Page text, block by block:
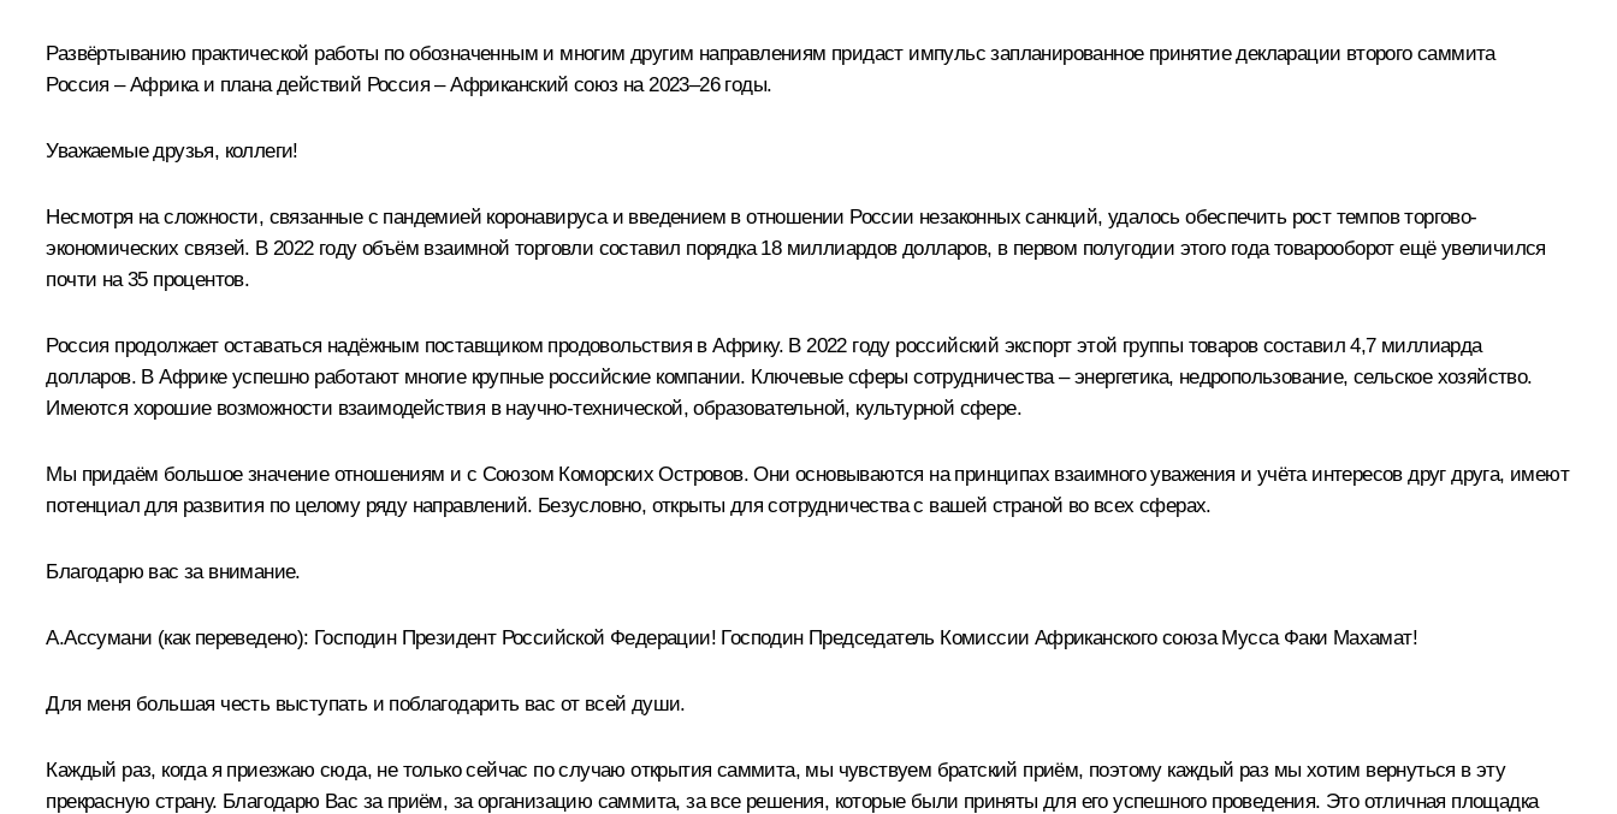
Развёртыванию практической работы по обозначенным и многим другим направлениям придаст импульс запланированное принятие декларации второго саммита
Россия – Африка и плана действий Россия – Африканский союз на 2023–26 годы.
Уважаемые друзья, коллеги!
Несмотря на сложности, связанные с пандемией коронавируса и введением в отношении России незаконных санкций, удалось обеспечить рост темпов торгово-
экономических связей. В 2022 году объём взаимной торговли составил порядка 18 миллиардов долларов, в первом полугодии этого года товарооборот ещё увеличился
почти на 35 процентов.
Россия продолжает оставаться надёжным поставщиком продовольствия в Африку. В 2022 году российский экспорт этой группы товаров составил 4,7 миллиарда
долларов. В Африке успешно работают многие крупные российские компании. Ключевые сферы сотрудничества – энергетика, недропользование, сельское хозяйство.
Имеются хорошие возможности взаимодействия в научно-технической, образовательной, культурной сфере.
Мы придаём большое значение отношениям и с Союзом Коморских Островов. Они основываются на принципах взаимного уважения и учёта интересов друг друга, имеют
потенциал для развития по целому ряду направлений. Безусловно, открыты для сотрудничества с вашей страной во всех сферах.
Благодарю вас за внимание.
А.Ассумани (как переведено): Господин Президент Российской Федерации! Господин Председатель Комиссии Африканского союза Мусса Факи Махамат!
Для меня большая честь выступать и поблагодарить вас от всей души.
Каждый раз, когда я приезжаю сюда, не только сейчас по случаю открытия саммита, мы чувствуем братский приём, поэтому каждый раз мы хотим вернуться в эту
прекрасную страну. Благодарю Вас за приём, за организацию саммита, за все решения, которые были приняты для его успешного проведения. Это отличная площадка